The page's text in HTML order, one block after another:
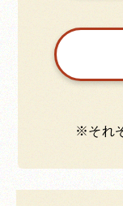
※それ